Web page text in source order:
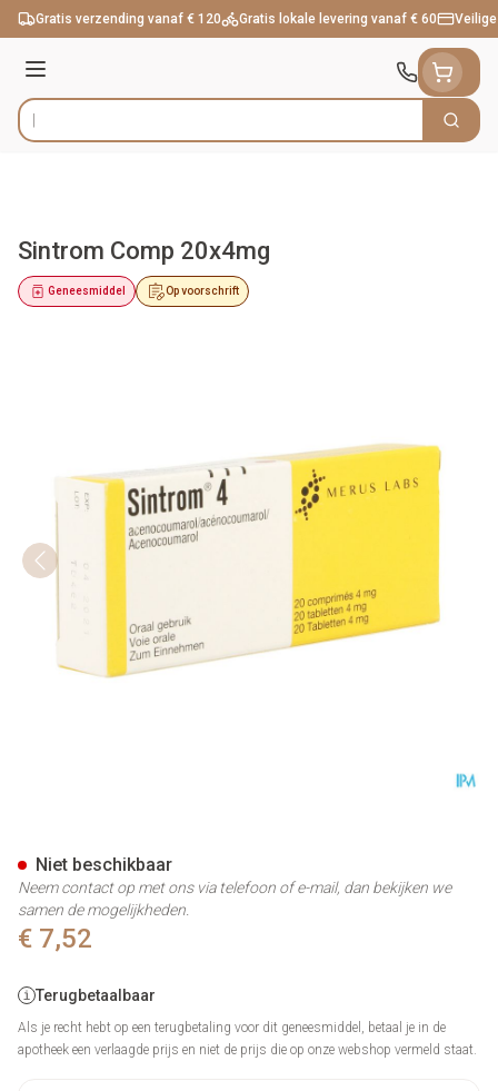
Ga naar de inhoud
Gratis verzending vanaf € 120 Gratis lokale levering vanaf € 60
Menu
Product, merk, categorie... Zoek
Sintrom Comp 20x4mg
Op voorschrift
Geneesmiddel
€ 7,52
Terugbetaalbaar
Als je recht hebt op een terugbetaling voor dit geneesmiddel, betaal je in de
apotheek een verlaagde prijs en niet de prijs die op onze webshop vermeld staat.
Niet beschikbaar
Neem contact op met ons via telefoon of e-mail, dan bekijken we
samen de mogelijkheden.